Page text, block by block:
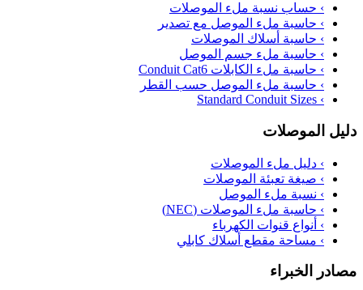
› حساب نسبة ملء الموصلات
› حاسبة ملء الموصل مع تصدير
› حاسبة أسلاك الموصلات
› حاسبة ملء جسم الموصل
› حاسبة ملء الكابلات Conduit Cat6
› حاسبة ملء الموصل حسب القطر
›
دليل الموصلات
› دليل ملء الموصلات
› صيغة تعبئة الموصلات
› نسبة ملء الموصل
› حاسبة ملء الموصلات (NEC)
› أنواع قنوات الكهرباء
› مساحة مقطع أسلاك كابلي
مصادر الخبراء